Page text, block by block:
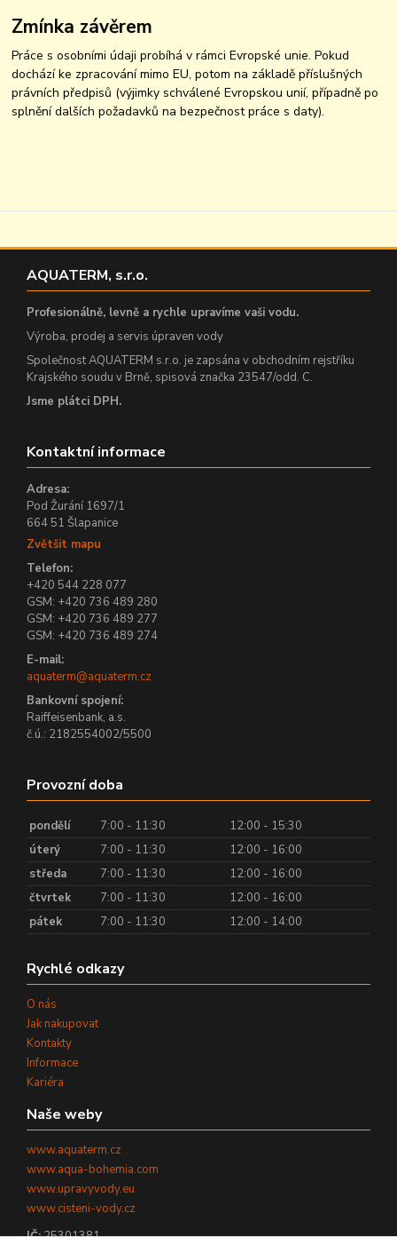
Zmínka závěrem
Práce s osobními údaji probíhá v rámci Evropské unie. Pokud
dochází ke zpracování mimo EU, potom na základě příslušných
právních předpisů (výjimky schválené Evropskou unií, případně po
splnění dalších požadavků na bezpečnost práce s daty).
AQUATERM, s.r.o.
Profesionálně, levně a rychle upravíme vaši vodu.
Výroba, prodej a servis úpraven vody
Společnost AQUATERM s.r.o. je zapsána v obchodním rejstříku
Krajského soudu v Brně, spisová značka 23547/odd. C.
Jsme plátci DPH.
Kontaktní informace
Adresa:
Pod Žurání 1697/1
664 51 Šlapanice
Zvětšit mapu
Telefon:
+420 544 228 077
GSM: +420 736 489 280
GSM: +420 736 489 277
GSM: +420 736 489 274
E-mail:
aquaterm@aquaterm.cz
Bankovní spojení:
Raiffeisenbank, a.s.
č.ú.: 2182554002/5500
Provozní doba
pondělí 7:00 - 11:30
12:00 - 15:30
úterý
7:00 - 11:30
12:00 - 16:00
středa
7:00 - 11:30
12:00 - 16:00
čtvrtek
7:00 - 11:30
12:00 - 16:00
pátek
7:00 - 11:30 12:00 - 14:00
Rychlé odkazy
O nás
Jak nakupovat
Kontakty
Informace
Kariéra
Naše weby
www.aquaterm.cz
www.aqua-bohemia.com
www.upravyvody.eu
www.cisteni-vody.cz